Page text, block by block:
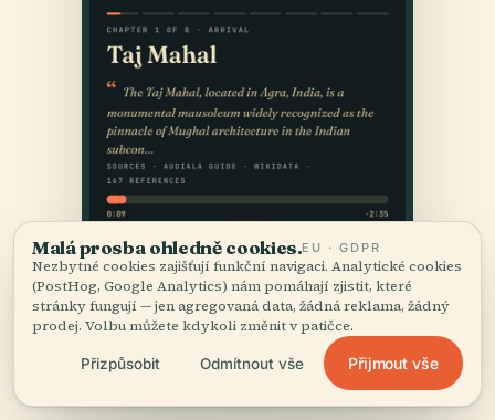
Malá prosba ohledně cookies.EU · GDPR
Nezbytné cookies zajišťují funkční navigaci. Analytické cookies
(PostHog, Google Analytics) nám pomáhají zjistit, které
stránky fungují — jen agregovaná data, žádná reklama, žádný
prodej. Volbu můžete kdykoli změnit v patičce.
Přizpůsobit Odmítnout vše Přijmout vše